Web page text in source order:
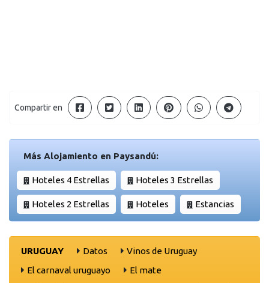
Compartir en
Más Alojamiento en Paysandú:
Hoteles 4 Estrellas Hoteles 3 Estrellas
Hoteles 2 Estrellas Hoteles Estancias
URUGUAY Datos
Vinos de Uruguay
El carnaval uruguayo
El mate